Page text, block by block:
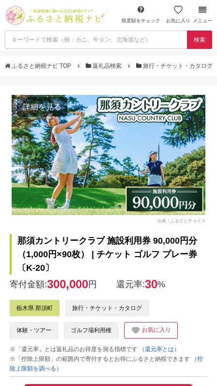
限度額をチェック お気に入り メニュー
検索
ふるさと納税ナビ TOP 返礼品検索 旅行・チケット・カタログ
詳細を見る
出典：ふるさとチョイス
那須カントリークラブ 施設利用券 90,000円分
（1,000円×90枚） | チケット ゴルフ プレー券
〔K-20〕
寄付金額:300,000円 還元率:30%
栃木県 那須町 旅行・チケット・カタログ
体験・ツアー ゴルフ場利用権 お気に入り
※「還元率」とは返礼品のお得度を測る指標です
（還元率とは）
※「控除上限額」の範囲内で寄付するとお得にふるさと納税できます
（控
除上限額を調べる）